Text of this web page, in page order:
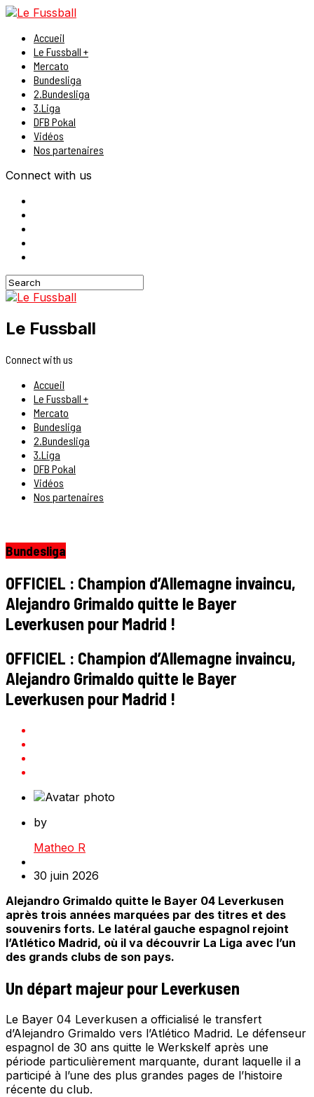
Accueil
Le Fussball +
Mercato
Bundesliga
2.Bundesliga
3.Liga
DFB Pokal
Vidéos
Nos partenaires
Connect with us
Le Fussball
Connect with us
Accueil
Le Fussball +
Mercato
Bundesliga
2.Bundesliga
3.Liga
DFB Pokal
Vidéos
Nos partenaires
Bundesliga
OFFICIEL : Champion d’Allemagne invaincu,
Alejandro Grimaldo quitte le Bayer
Leverkusen pour Madrid !
OFFICIEL : Champion d’Allemagne invaincu,
Alejandro Grimaldo quitte le Bayer
Leverkusen pour Madrid !
by
Matheo R
30 juin 2026
Alejandro Grimaldo quitte le Bayer 04 Leverkusen
après trois années marquées par des titres et des
souvenirs forts. Le latéral gauche espagnol rejoint
l’Atlético Madrid, où il va découvrir La Liga avec l’un
des grands clubs de son pays.
Un départ majeur pour Leverkusen
Le Bayer 04 Leverkusen a officialisé le transfert
d’Alejandro Grimaldo vers l’Atlético Madrid. Le défenseur
espagnol de 30 ans quitte le Werkskelf après une
période particulièrement marquante, durant laquelle il a
participé à l’une des plus grandes pages de l’histoire
récente du club.